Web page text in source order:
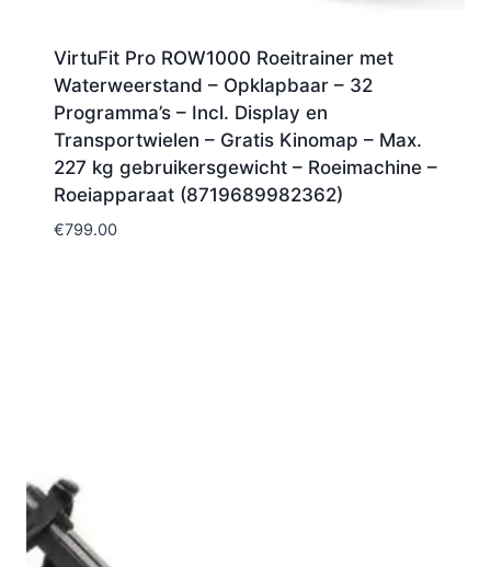
VirtuFit Pro ROW1000 Roeitrainer met
Waterweerstand – Opklapbaar – 32
Programma’s – Incl. Display en
Transportwielen – Gratis Kinomap – Max.
227 kg gebruikersgewicht – Roeimachine –
Roeiapparaat (8719689982362)
€799.00